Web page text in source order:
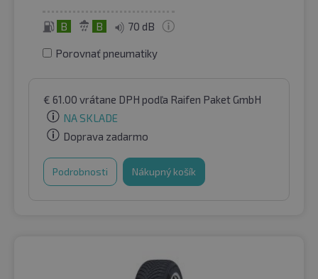
B B 70 dB
Porovnať pneumatiky
€ 61.00 vrátane DPH podľa Raifen Paket GmbH
NA SKLADE
Doprava zadarmo
Podrobnosti Nákupný košík